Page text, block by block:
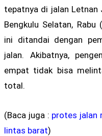
tepatnya di jalan Letnan
Bengkulu Selatan,
ini ditandai dengan
jalan. Akibatnya,
empat tidak bisa
total.
(Baca juga : protes jalan
lintas barat)